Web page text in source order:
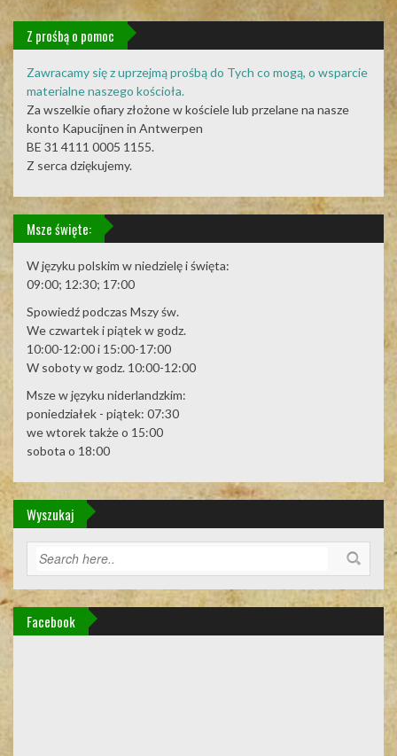
Z prośbą o pomoc
Zawracamy się z uprzejmą prośbą do Tych co mogą, o wsparcie
materialne naszego kościoła.
Za wszelkie ofiary złożone w kościele lub przelane na nasze
konto Kapucijnen in Antwerpen
BE 31 4111 0005 1155.
Z serca dziękujemy.
Msze święte:
W języku polskim w niedzielę i święta:
09:00; 12:30; 17:00
Spowiedź podczas Mszy św.
We czwartek i piątek w godz.
10:00-12:00 i 15:00-17:00
W soboty w godz. 10:00-12:00
Msze w języku niderlandzkim:
poniedziałek - piątek: 07:30
we wtorek także o 15:00
sobota o 18:00
Wyszukaj
Facebook